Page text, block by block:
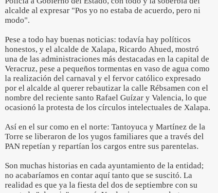
alcalde al expresar "Pos yo no estaba de acuerdo, pero ni
modo".
Pese a todo hay buenas noticias: todavía hay políticos
honestos, y el alcalde de Xalapa, Ricardo Ahued, mostró
una de las administraciones más destacadas en la capital de
Veracruz, pese a pequeños tormentas en vaso de agua como
la realización del carnaval y el fervor católico expresado
por el alcalde al querer rebautizar la calle Rébsamen con el
nombre del reciente santo Rafael Guízar y Valencia, lo que
ocasionó la protesta de los círculos intelectuales de Xalapa.
Así en el sur como en el norte: Tantoyuca y Martínez de la
Torre se liberaron de los yugos familiares que a través del
PAN repetían y repartían los cargos entre sus parentelas.
Son muchas historias en cada ayuntamiento de la entidad;
no acabaríamos en contar aquí tanto que se suscitó. La
realidad es que ya la fiesta del dos de septiembre con su